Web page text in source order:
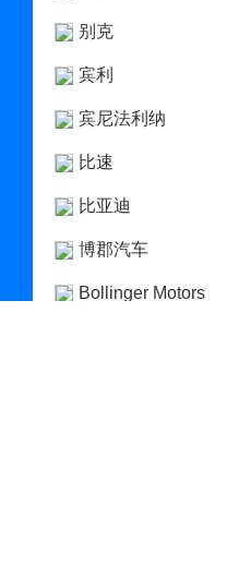
别克
宾利
宾尼法利纳
比速
比亚迪
博郡汽车
Bollinger Motors